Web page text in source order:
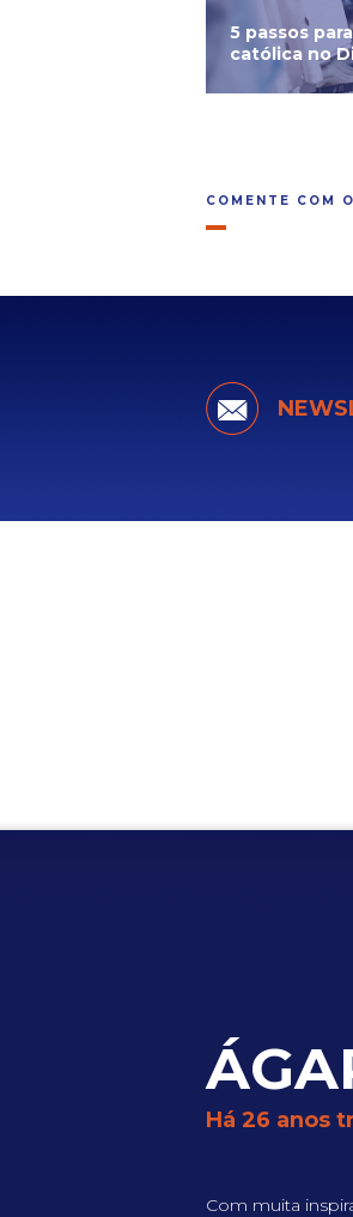
5 passos
católica no
COMENTE COM
Há 26 anos
Com muita